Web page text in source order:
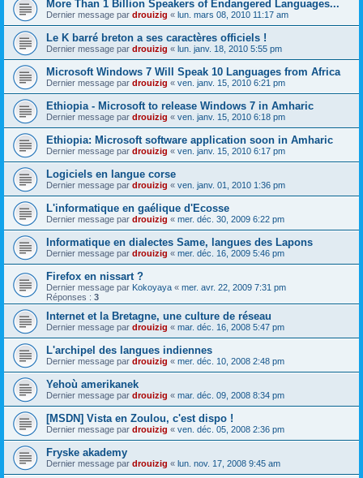
More Than 1 Billion Speakers of Endangered Languages...
Dernier message par drouizig « lun. mars 08, 2010 11:17 am
Le K barré breton a ses caractères officiels !
Dernier message par drouizig « lun. janv. 18, 2010 5:55 pm
Microsoft Windows 7 Will Speak 10 Languages from Africa
Dernier message par drouizig « ven. janv. 15, 2010 6:21 pm
Ethiopia - Microsoft to release Windows 7 in Amharic
Dernier message par drouizig « ven. janv. 15, 2010 6:18 pm
Ethiopia: Microsoft software application soon in Amharic
Dernier message par drouizig « ven. janv. 15, 2010 6:17 pm
Logiciels en langue corse
Dernier message par drouizig « ven. janv. 01, 2010 1:36 pm
L'informatique en gaélique d'Ecosse
Dernier message par drouizig « mer. déc. 30, 2009 6:22 pm
Informatique en dialectes Same, langues des Lapons
Dernier message par drouizig « mer. déc. 16, 2009 5:46 pm
Firefox en nissart ?
Dernier message par Kokoyaya « mer. avr. 22, 2009 7:31 pm
Réponses : 3
Internet et la Bretagne, une culture de réseau
Dernier message par drouizig « mar. déc. 16, 2008 5:47 pm
L'archipel des langues indiennes
Dernier message par drouizig « mer. déc. 10, 2008 2:48 pm
Yehoù amerikanek
Dernier message par drouizig « mar. déc. 09, 2008 8:34 pm
[MSDN] Vista en Zoulou, c'est dispo !
Dernier message par drouizig « ven. déc. 05, 2008 2:36 pm
Fryske akademy
Dernier message par drouizig « lun. nov. 17, 2008 9:45 am